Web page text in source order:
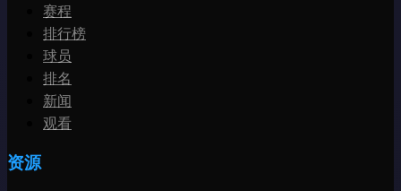
赛程
排行榜
球员
排名
新闻
观看
资源